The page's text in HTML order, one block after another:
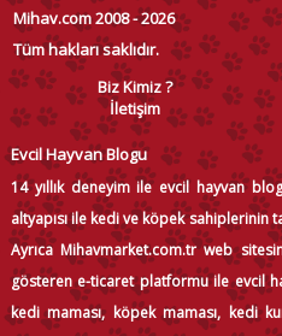
Mihav.com 2008 - 2026
Tüm hakları saklıdır.
Biz Kimiz ?
İletişim
Evcil Hayvan Blogu
14 yıllık deneyim ile evcil hayvan
altyapısı ile kedi ve köpek sahiplerinin
Ayrıca Mihavmarket.com.tr web
gösteren e-ticaret platformu ile evcil
kedi maması, köpek maması, kedi